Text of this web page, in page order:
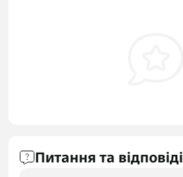
Питання та відповіді